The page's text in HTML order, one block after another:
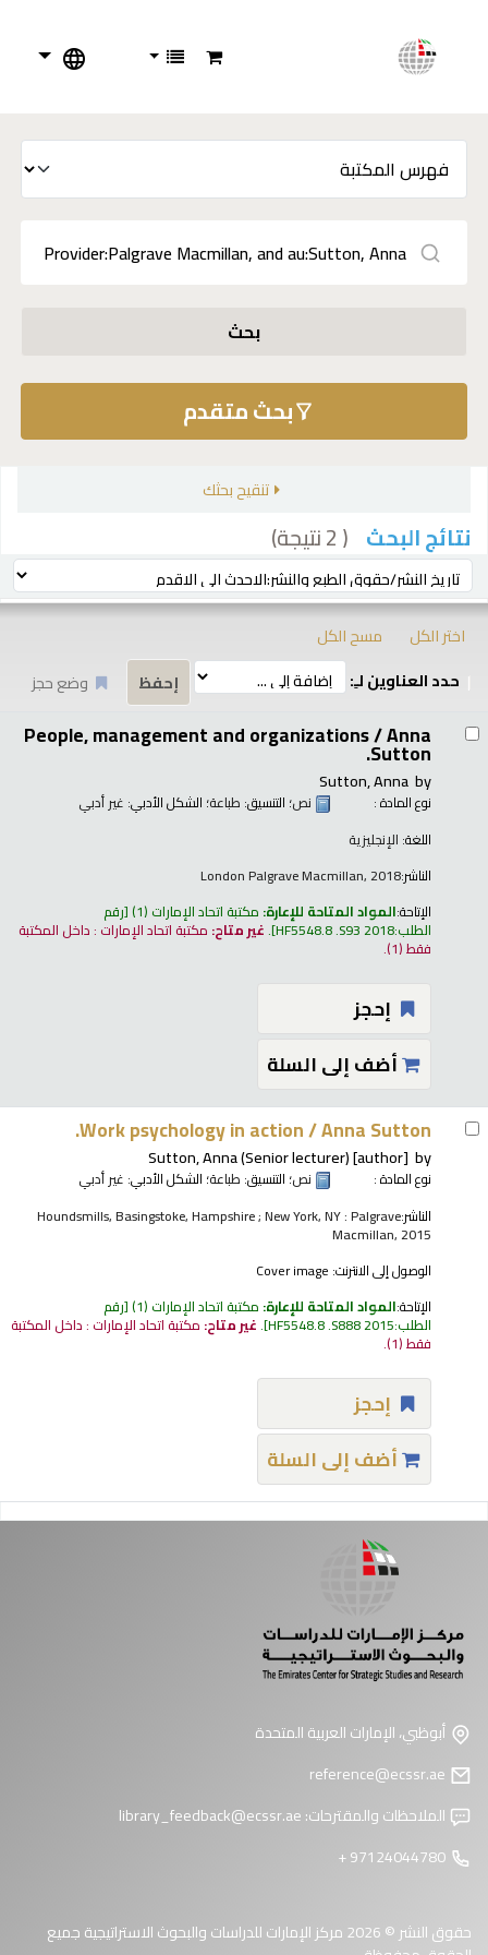
بحث
بحث متقدم
تنقيح بحثك
نتائج البحث ( 2 نتيجة)
ترتيب بواسطة:
اختر الكل
مسح الكل
حدد العناوين لـِ:
وضع حجز
People, management and organizations /Anna
Sutton.
by
Sutton, Anna
نوع المادة : نص؛ التنسيق: طباعة؛ الشكل الأدبي: غير أدبي
اللغة: الإنجليزية
الناشر:London Palgrave Macmillan, 2018
الإتاحة:المواد المتاحة للإعارة: مكتبة اتحاد الإمارات (1) رقم
الطلب:HF5548.8 .S93 2018
.غير متاح: مكتبة اتحاد الإمارات : داخل المكتبة
فقط(1).
إحجز
أضف إلى السلة
Work psychology in action /Anna Sutton.
by
Sutton, Anna (Senior lecturer)[author]
نوع المادة : نص؛ التنسيق: طباعة؛ الشكل الأدبي: غير أدبي
الناشر:Houndsmills, Basingstoke, Hampshire ; New York, NY : Palgrave
Macmillan, 2015
الوصول إلى الانترنت: Cover image
الإتاحة:المواد المتاحة للإعارة: مكتبة اتحاد الإمارات (1) رقم
الطلب:HF5548.8 .S888 2015
.غير متاح: مكتبة اتحاد الإمارات : داخل المكتبة
فقط(1).
إحجز
أضف إلى السلة
أبوظبي، الإمارات العربية المتحدة
الملاحظات والمقترحات:library_feedback@ecssr.ae
حقوق النشر © 2026 مركز الإمارات للدراسات والبحوث الاستراتيجية جميع